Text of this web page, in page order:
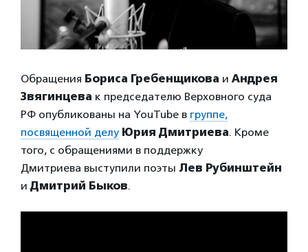
Обращения Бориса Гребенщикова и Андрея
Звягинцева к председателю Верховного суда
РФ опубликованы на YouTube в группе,
посвященной делу Юрия Дмитриева. Кроме
того, с обращениями в поддержку
Дмитриева выступили поэты Лев Рубинштейн
и Дмитрий Быков.